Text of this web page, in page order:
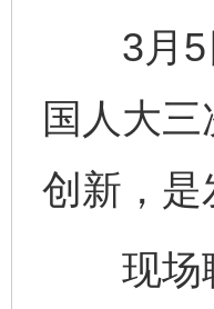
3月5日
国人大
创新，是
现场聆